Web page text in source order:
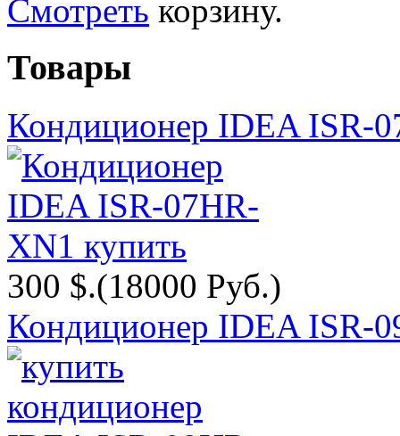
Смотреть корзину.
Товары
Кондиционер IDEA ISR-
300 $.(18000 Руб.)
Кондиционер IDEA ISR-